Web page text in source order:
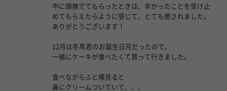
中に頭撫でてもらったときは、辛かったことを受け止
めてもらえたらように感じて、とても癒されました。
ありがとうございます！
12月は冬馬君のお誕生日月だったので、
一緒にケーキが食べたくて買って行きました。
食べながらふと横見ると
鼻にクリームついていて、、、